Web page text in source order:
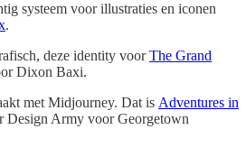
systeem voor illustraties en iconen
.
deze identity voorThe Grand
Dixon Baxi.
met Midjourney. Dat is Adventures in
Design Army voor Georgetown